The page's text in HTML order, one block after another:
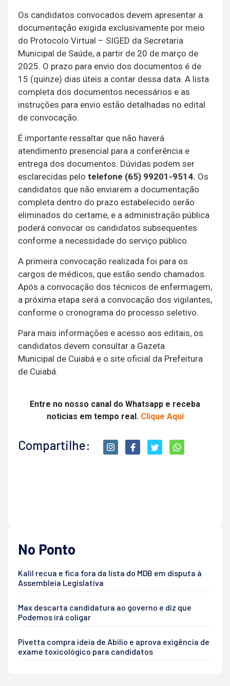
Os candidatos convocados devem apresentar a
documentação exigida exclusivamente por meio
do Protocolo Virtual – SIGED da Secretaria
Municipal de Saúde, a partir de 20 de março de
2025. O prazo para envio dos documentos é de
15 (quinze) dias úteis a contar dessa data. A lista
completa dos documentos necessários e as
instruções para envio estão detalhadas no edital
de convocação.
É importante ressaltar que não haverá
atendimento presencial para a conferência e
entrega dos documentos. Dúvidas podem ser
esclarecidas pelo telefone (65) 99201-9514. Os
candidatos que não enviarem a documentação
completa dentro do prazo estabelecido serão
eliminados do certame, e a administração pública
poderá convocar os candidatos subsequentes
conforme a necessidade do serviço público.
A primeira convocação realizada foi para os
cargos de médicos, que estão sendo chamados.
Após a convocação dos técnicos de enfermagem,
a próxima etapa será a convocação dos vigilantes,
conforme o cronograma do processo seletivo.
Para mais informações e acesso aos editais, os
candidatos devem consultar a Gazeta
Municipal de Cuiabá e o site oficial da Prefeitura
de Cuiabá.
Entre no nosso canal do Whatsapp e receba
noticias em tempo real. Clique Aqui
Compartilhe:
No Ponto
Kalil recua e fica fora da lista do MDB em disputa à
Assembleia Legislativa
Max descarta candidatura ao governo e diz que
Podemos irá coligar
Pivetta compra ideia de Abilio e aprova exigência de
exame toxicológico para candidatos